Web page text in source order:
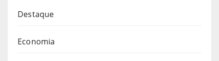
Destaque
Economia